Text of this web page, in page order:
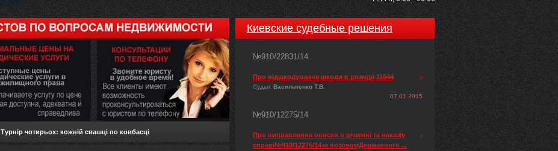
Турнір чотирьох: кожній свашці по ковбасці
Киевские судебные решения
№910/22831/14
Про відшкодування шкоди в розмірі 11644
Судья: Васильченко Т.В.
07.01.2015
№910/12275/14
Про виправлення описки в рішенні та наказіу
справі№910/12275/14за позовомДержавного ...